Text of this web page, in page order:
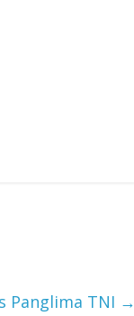
Panglima TNI →